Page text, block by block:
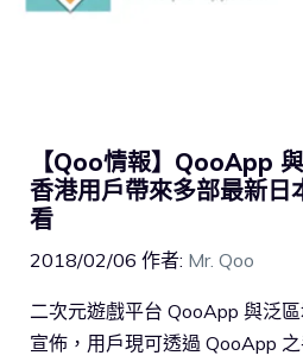
【Qoo情報】QooApp
香港用戶帶來多部最新日
看
2018/02/06 作者: Mr. Qoo
二次元遊戲平台 QooApp 與泛
宣佈，用戶現可透過 QooApp